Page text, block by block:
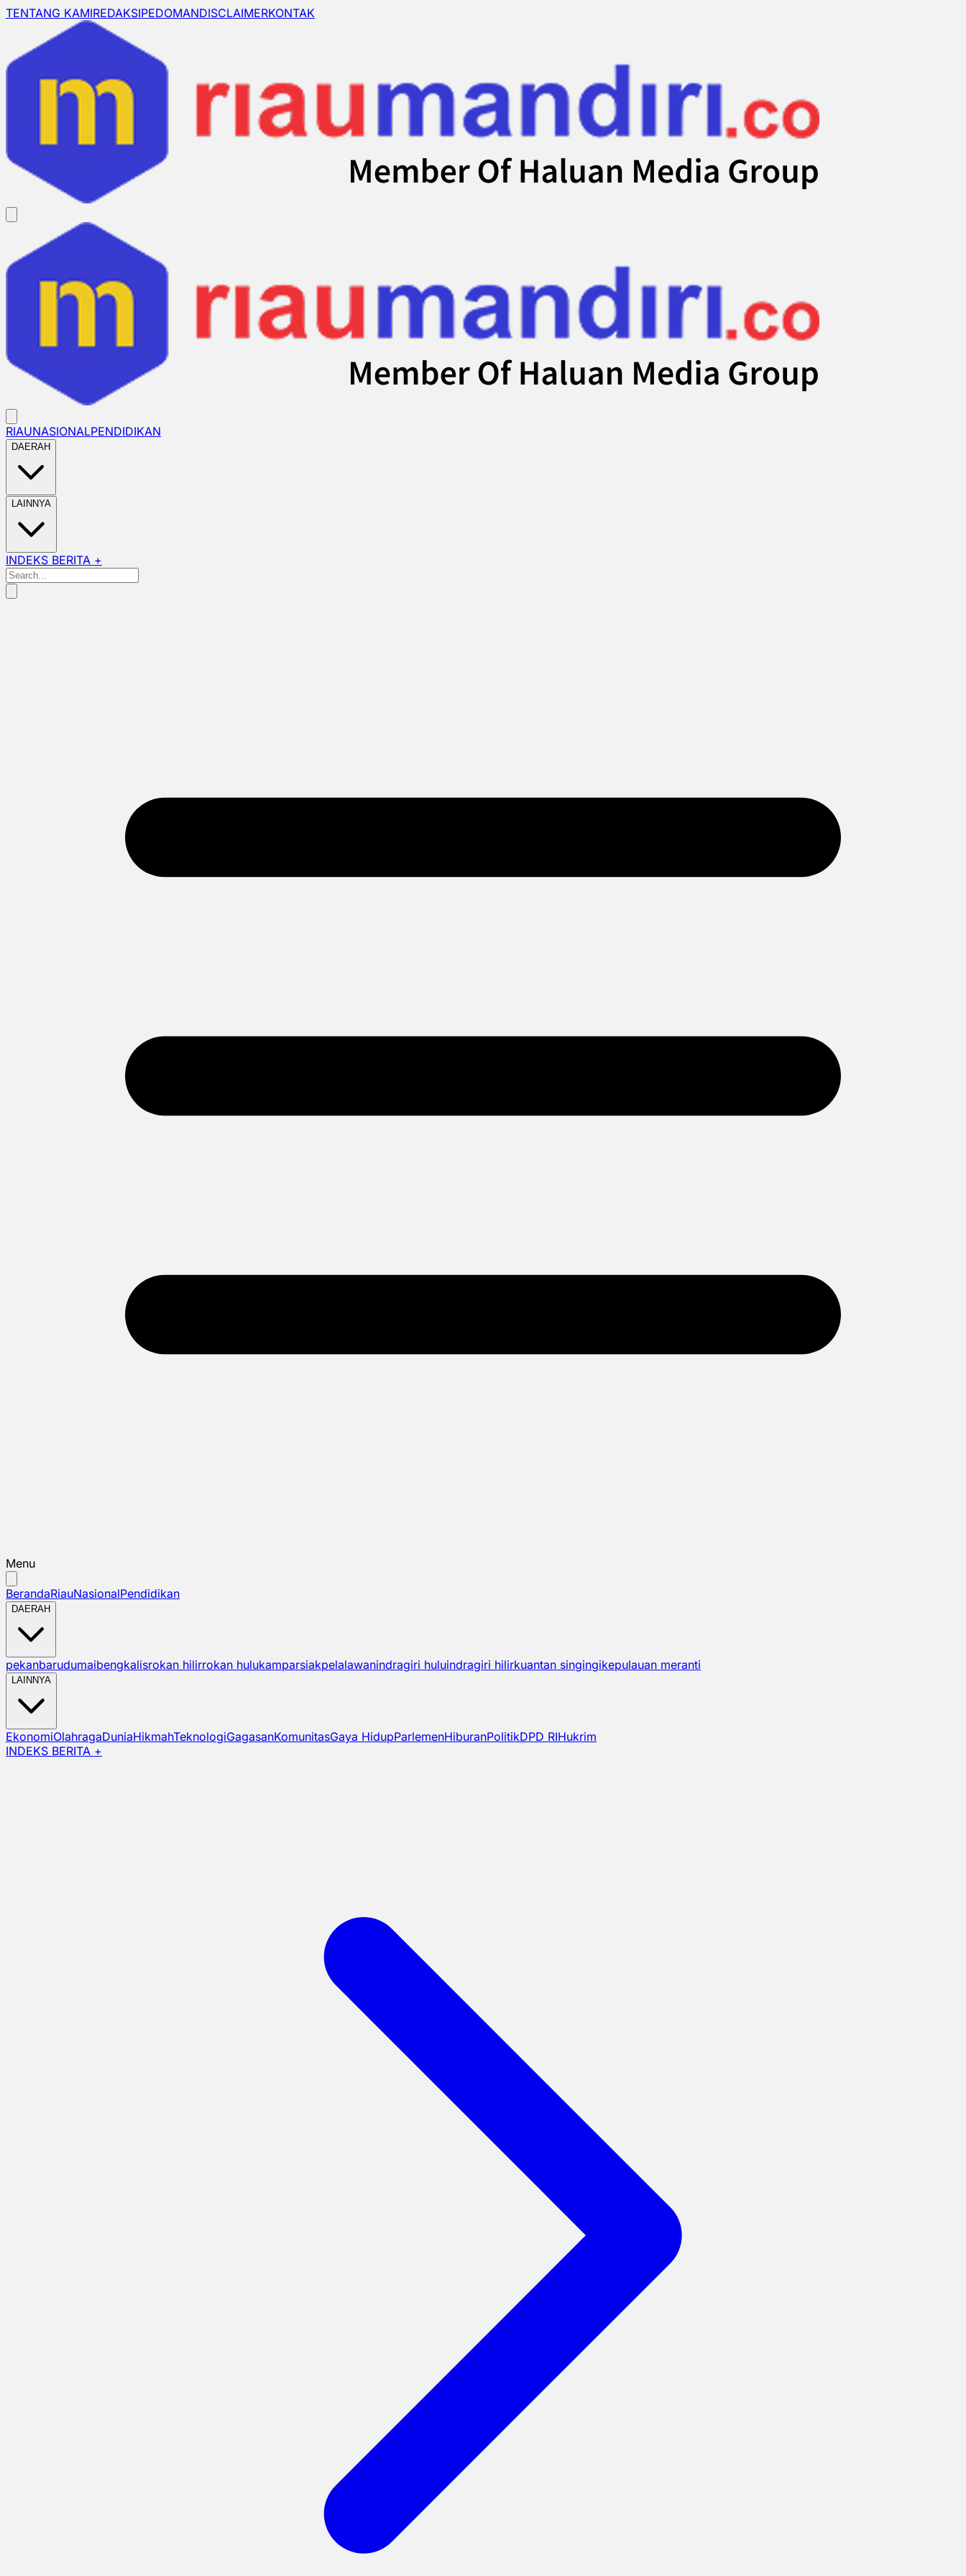
TENTANG KAMIREDAKSIPEDOMANDISCLAIMERKONTAK
RIAUNASIONALPENDIDIKAN
DAERAH
LAINNYA
INDEKS BERITA +
Menu
BerandaRiauNasionalPendidikan
DAERAH
pekanbarudumaibengkalisrokan hilirrokan hulukamparsiakpelalawanindragiri huluindragiri hilirkuantan singingikepulauan meranti
LAINNYA
EkonomiOlahragaDuniaHikmahTeknologiGagasanKomunitasGaya HidupParlemenHiburanPolitikDPD RIHukrim
INDEKS BERITA +